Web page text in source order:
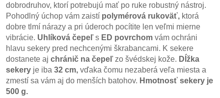
dobrodruhov, ktorí potrebujú mať po ruke robustný nástroj.
Pohodlný úchop vám zaistí polymérová rukoväť, ktorá
dobre tlmí nárazy a pri úderoch pocítite len veľmi mierne
vibrácie. Uhlíková čepeľs ED povrchom vám ochráni
hlavu sekery pred nechcenými škrabancami. K sekere
dostanete aj chránič na čepeľzo švédskej kože. Dĺžka
sekery je iba 32 cm, vďaka čomu nezaberá veľa miesta a
zmestí sa vám aj do menších batohov. Hmotnosť sekery je
500 g.